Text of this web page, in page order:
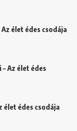
élet édes csodája
Az élet édes
élet édes csodája